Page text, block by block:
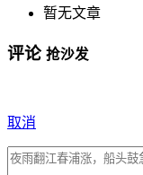
暂无文章
评论 抢沙发
取消